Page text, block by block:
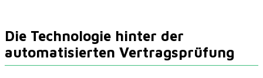
Die Technologie hinter der
automatisierten Vertragsprüfung